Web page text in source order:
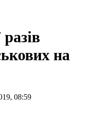
на
08:59